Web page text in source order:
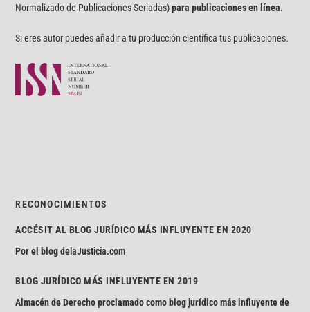
Normalizado de Publicaciones Seriadas)para publicaciones en línea.
Si eres autor puedes añadir a tu producción científica tus publicaciones.
RECONOCIMIENTOS
ACCÉSIT AL BLOG JURÍDICO MÁS INFLUYENTE EN 2020
Por el blogdelaJusticia.com
BLOG JURÍDICO MÁS INFLUYENTE EN 2019
Almacén de Derecho proclamado como blog jurídico más influyente de